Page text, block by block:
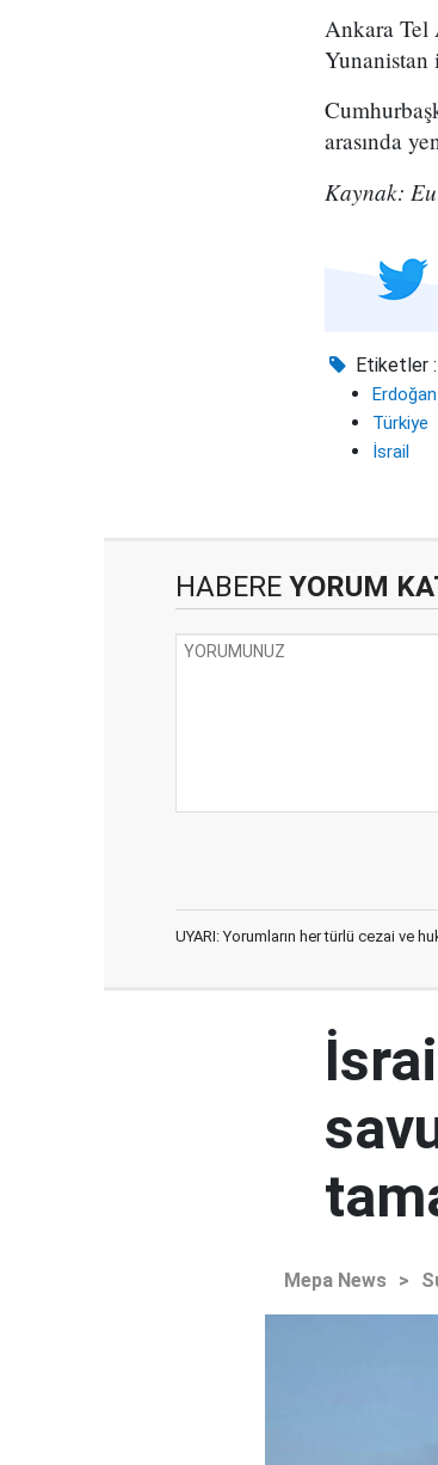
Ankara Tel
Yunanistan
arasında
Kaynak:
Etiketler :
Erdoğan
Türkiye
İsrail
HABERE YORUM
UYARI: Yorumların her türlü cezai ve
Mepa News >